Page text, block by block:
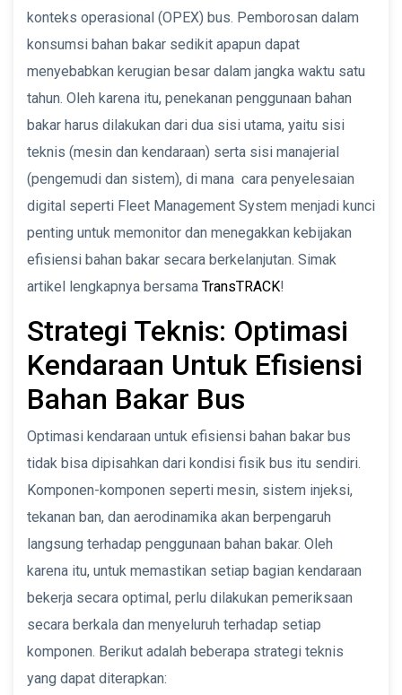
konteks operasional (OPEX) bus. Pemborosan dalam
konsumsi bahan bakar sedikit apapun dapat
menyebabkan kerugian besar dalam jangka waktu satu
tahun. Oleh karena itu, penekanan penggunaan bahan
bakar harus dilakukan dari dua sisi utama, yaitu sisi
teknis (mesin dan kendaraan) serta sisi manajerial
(pengemudi dan sistem), di mana cara penyelesaian
digital seperti Fleet Management System menjadi kunci
penting untuk memonitor dan menegakkan kebijakan
efisiensi bahan bakar secara berkelanjutan. Simak
artikel lengkapnya bersama TransTRACK!
Strategi Teknis: Optimasi
Kendaraan Untuk Efisiensi
Bahan Bakar Bus
Optimasi kendaraan untuk efisiensi bahan bakar bus
tidak bisa dipisahkan dari kondisi fisik bus itu sendiri.
Komponen-komponen seperti mesin, sistem injeksi,
tekanan ban, dan aerodinamika akan berpengaruh
langsung terhadap penggunaan bahan bakar. Oleh
karena itu, untuk memastikan setiap bagian kendaraan
bekerja secara optimal, perlu dilakukan pemeriksaan
secara berkala dan menyeluruh terhadap setiap
komponen. Berikut adalah beberapa strategi teknis
yang dapat diterapkan: